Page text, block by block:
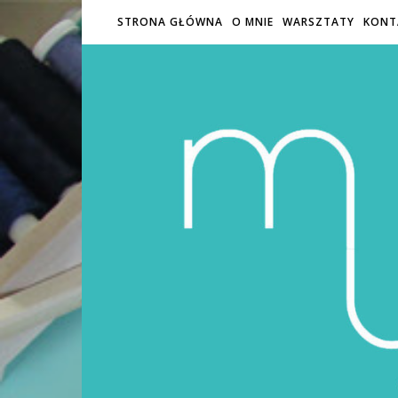
STRONA GŁÓWNA O MNIE WARSZTATY